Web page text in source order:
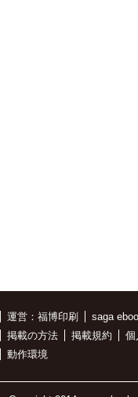
運営：福博印刷 saga
掲載の方法
掲載規約 個
動作環境